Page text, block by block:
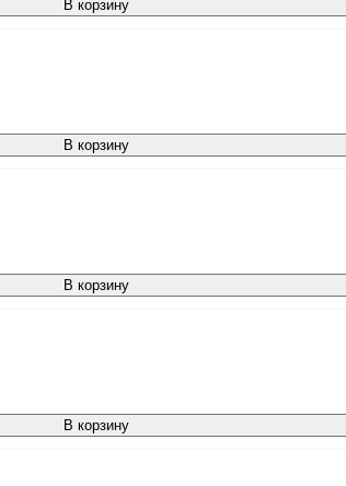
В корзину
В корзину
В корзину
В корзину